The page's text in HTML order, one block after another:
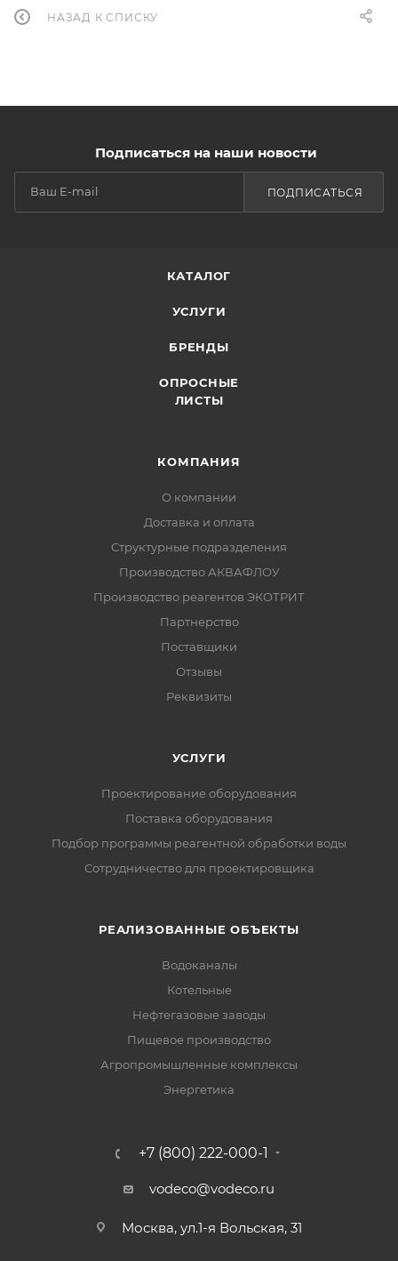
НАЗАД К СПИСКУ
Подписаться на наши новости
ПОДПИСАТЬСЯ
КАТАЛОГ
УСЛУГИ
БРЕНДЫ
ОПРОСНЫЕ
ЛИСТЫ
КОМПАНИЯ
О компании
Доставка и оплата
Структурные подразделения
Производство АКВАФЛОУ
Производство реагентов ЭКОТРИТ
Партнерство
Поставщики
Отзывы
Реквизиты
УСЛУГИ
Проектирование оборудования
Поставка оборудования
Подбор программы реагентной обработки воды
Сотрудничество для проектировщика
РЕАЛИЗОВАННЫЕ ОБЪЕКТЫ
Водоканалы
Котельные
Нефтегазовые заводы
Пищевое производство
Агропромышленные комплексы
Энергетика
+7 (800) 222-000-1
vodeco@vodeco.ru
Москва, ул.1-я Вольская, 31